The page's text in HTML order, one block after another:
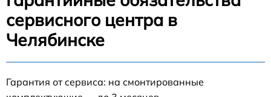
сервисного центра в
Челябинске
Гарантия от сервиса: на смонтированные